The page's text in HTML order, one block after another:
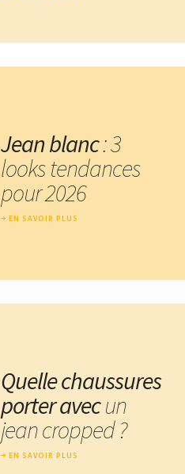
Jean blanc: 3
looks tendances
pour 2026
EN SAVOIR PLUS
Quelle chaussures
porter avecun
jean cropped ?
EN SAVOIR PLUS